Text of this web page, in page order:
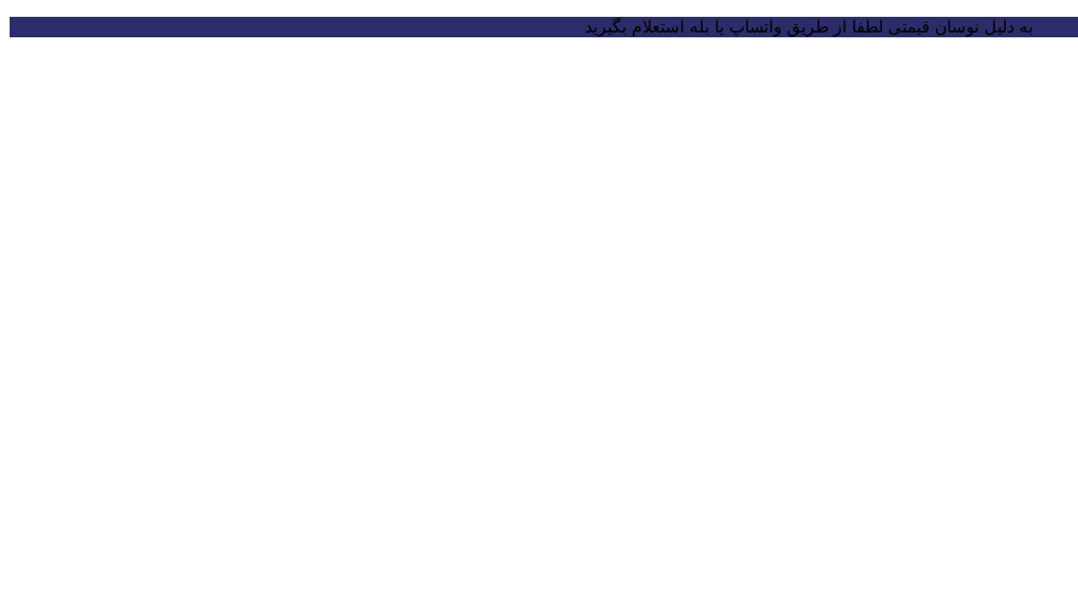
به دلیل نوسان قیمتی لطفا از طریق واتساپ یا بله استعلام بگیرید